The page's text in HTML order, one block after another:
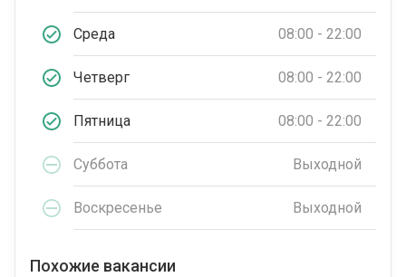
Среда 08:00 - 22:00
Четверг 08:00 - 22:00
Пятница 08:00 - 22:00
Суббота Выходной
Воскресенье Выходной
Похожие вакансии